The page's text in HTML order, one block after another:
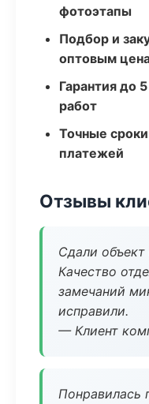
фотоэтапы
Подбор и
оптовым
Гарантия до
работ
Точные
платежей
Отзывы
Сдали объект
Качество
замечаний
исправили.
— Клиент
Понравилась